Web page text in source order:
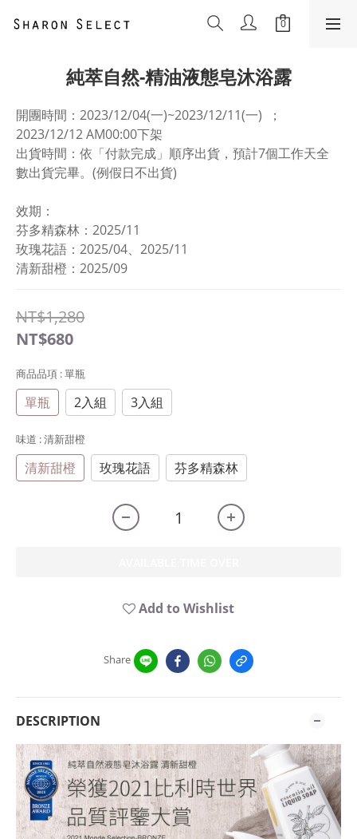
純萃自然-精油液態皂沐浴露
開團時間：2023/12/04(一)~2023/12/11(一)  ；
2023/12/12 AM00:00下架
出貨時間：依「付款完成」順序出貨，預計7個工作天全
數出貨完畢。(例假日不出貨)
效期：
芬多精森林：2025/11
玫瑰花語：2025/04、2025/11
清新甜橙：2025/09
NT$1,280
NT$680
商品品項 : 單瓶
單瓶 2入組 3入組
味道 : 清新甜橙
清新甜橙 玫瑰花語 芬多精森林
Add to Wishlist
Share
DESCRIPTION